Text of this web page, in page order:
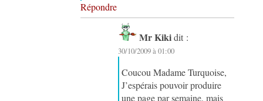
Répondre
Mr Kiki dit :
30/10/2009 à 01:00
Coucou Madame Turquoise,
J’espérais pouvoir produire
une page par semaine, mais